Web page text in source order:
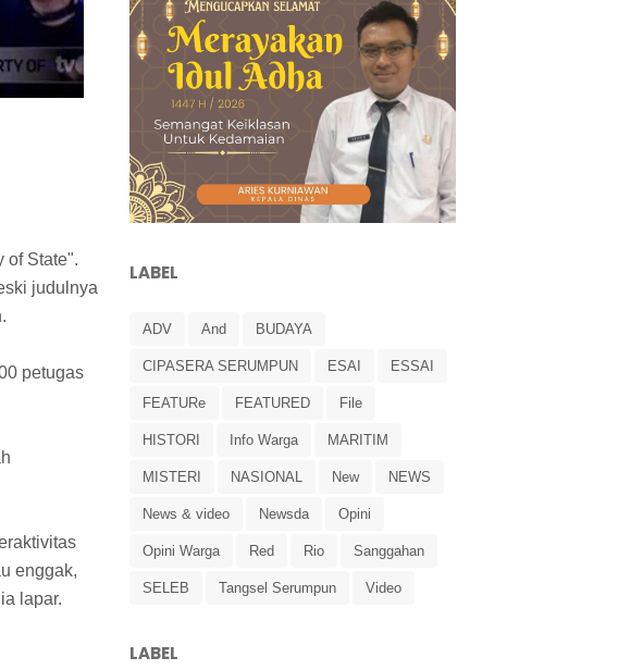
of State".
judulnya
petugas
enggak,
lapar.
LABEL
ADV And BUDAYA
CIPASERA SERUMPUN ESAI ESSAI
FEATURe FEATURED File
HISTORI Info Warga MARITIM
MISTERI NASIONAL New NEWS
News & video Newsda Opini
Opini Warga Red Rio Sanggahan
SELEB Tangsel Serumpun Video
LABEL